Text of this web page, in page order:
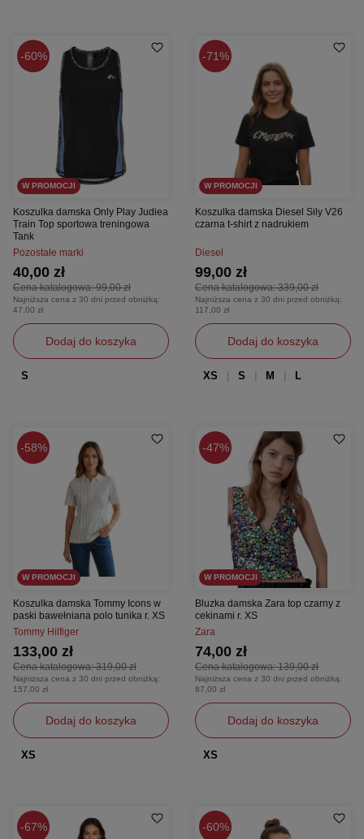
60%
W PROMOCJI
Koszulka damska Only Play Judiea
Train Top sportowa treningowa
Tank
Pozostałe marki
Cena katalogowa:99,00 zł
40,00 zł
Najniższa cena z 30 dni przed obniżką:
47,00 zł
Dodaj do koszyka
S
71%
W PROMOCJI
Koszulka damska Diesel Sily V26
czarna t-shirt z nadrukiem
Diesel
Cena katalogowa:339,00 zł
99,00 zł
Najniższa cena z 30 dni przed obniżką:
117,00 zł
Dodaj do koszyka
XS S M L
58%
W PROMOCJI
Koszulka damska Tommy Icons w
paski bawełniana polo tunika r. XS
Tommy Hilfiger
Cena katalogowa:319,00 zł
133,00 zł
Najniższa cena z 30 dni przed obniżką:
157,00 zł
Dodaj do koszyka
XS
47%
W PROMOCJI
Bluzka damska Zara top czarny z
cekinami r. XS
Zara
Cena katalogowa:139,00 zł
74,00 zł
Najniższa cena z 30 dni przed obniżką:
87,00 zł
Dodaj do koszyka
XS
67% 60%